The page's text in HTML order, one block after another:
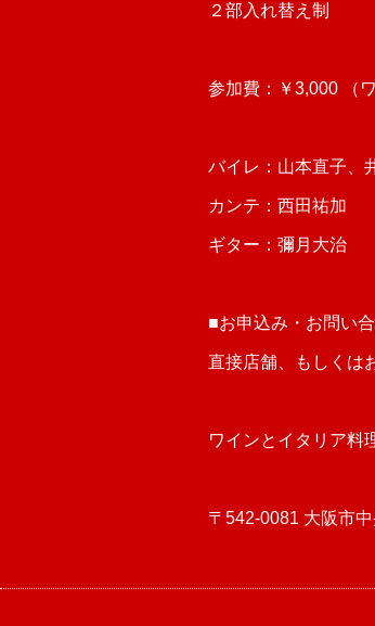
２部入れ替え制
参加費：￥3,000 （
バイレ：山本直子、
カンテ：西田祐加
ギター：彌月大治
■お申込み・お問い
直接店舗、もしくは
ワインとイタリア料
〒542-0081 大阪市